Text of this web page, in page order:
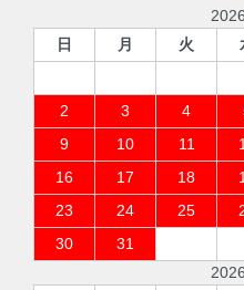
日
月 火
2
3 4
9
10 11
16
17 18
23
24 25
30
31